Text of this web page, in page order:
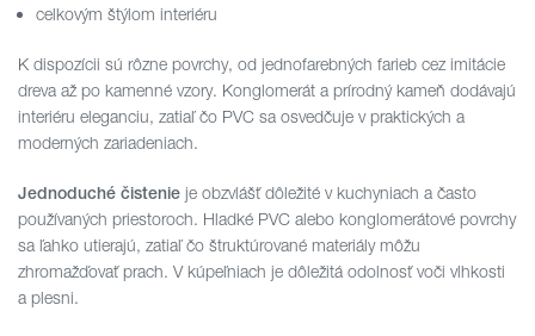
celkovým štýlom interiéru
K dispozícii sú rôzne povrchy, od jednofarebných farieb cez imitácie
dreva až po kamenné vzory. Konglomerát a prírodný kameň dodávajú
interiéru eleganciu, zatiaľ čo PVC sa osvedčuje v praktických a
moderných zariadeniach.
Jednoduché čistenie je obzvlášť dôležité v kuchyniach a často
používaných priestoroch. Hladké PVC alebo konglomerátové povrchy
sa ľahko utierajú, zatiaľ čo štruktúrované materiály môžu
zhromažďovať prach. V kúpeľniach je dôležitá odolnosť voči vlhkosti
a plesni.